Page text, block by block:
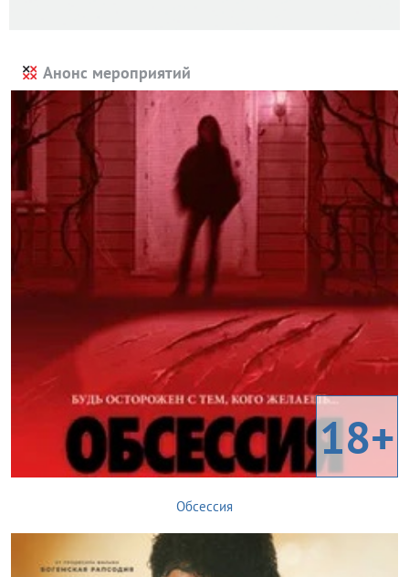
Анонс мероприятий
18+
Обсессия